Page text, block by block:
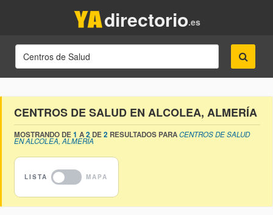
.es
directorio
CENTROS DE SALUD EN ALCOLEA, ALMERÍA
MOSTRANDO DE1 A2DE2 RESULTADOS PARACENTROS DE SALUD
EN ALCOLEA, ALMERÍA